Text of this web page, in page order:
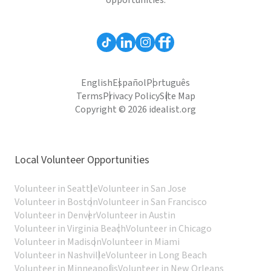
EnglishEspañolPortuguês
TermsPrivacy PolicySite Map
Copyright © 2026 idealist.org
Local Volunteer Opportunities
Volunteer in SeattleVolunteer in San Jose
Volunteer in BostonVolunteer in San Francisco
Volunteer in DenverVolunteer in Austin
Volunteer in Virginia BeachVolunteer in Chicago
Volunteer in MadisonVolunteer in Miami
Volunteer in NashvilleVolunteer in Long Beach